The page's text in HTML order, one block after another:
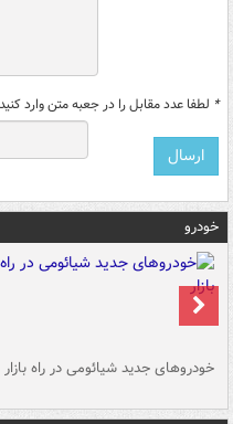
* لطفا عدد مقابل را در جعبه متن وارد کنید
خودرو
خودروهای جدید شیائومی در راه بازار